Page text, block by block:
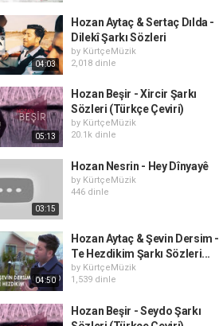
04:03
Hozan Aytaç & Sertaç Dılda -
Dilekî Şarkı Sözleri
by KürtçeMüzik
2,018 dinle
05:13
Hozan Beşir - Xircir Şarkı
Sözleri (Türkçe Çeviri)
by KürtçeMüzik
20.1k dinle
03:15
Hozan Nesrin - Hey Dînyayê
by KürtçeMüzik
446 dinle
04:50
Hozan Aytaç & Şevin Dersim -
Te Hezdikim Şarkı Sözleri...
by KürtçeMüzik
1,539 dinle
Hozan Beşir - Seydo Şarkı